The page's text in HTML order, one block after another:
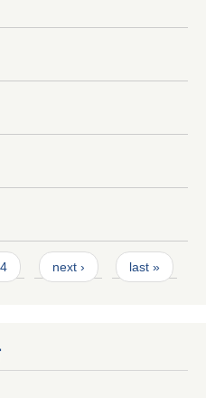
4 next › last »